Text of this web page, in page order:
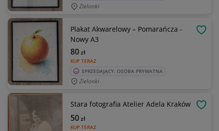
Zielonki
Plakat Akwarelowy – Pomarańcza -
Nowy A3
KUP TERAZ
80zł
SPRZEDAJĄCY: OSOBA PRYWATNA
Zielonki
Stara fotografia Atelier Adela Kraków
KUP TERAZ
50zł